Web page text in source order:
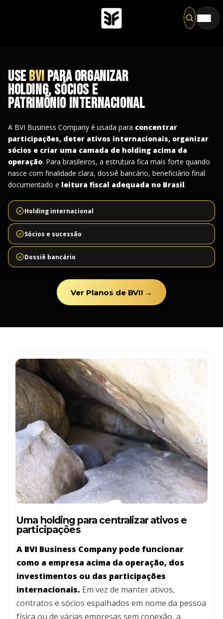
USEBVIPARA ORGANIZAR
HOLDING, SÓCIOS E
PATRIMÔNIO INTERNACIONAL
A BVI Business Company é usada para concentrar
participações, deter ativos internacionais, organizar
sócios e criar uma camada de holding acima da
operação. Para brasileiros, a estrutura fica mais forte quando
nasce com finalidade clara, dossiê bancário, beneficiário final
documentado e leitura fiscal adequada no Brasil.
Holding internacional
Sócios e sucessão
Dossiê bancário
Ver Planos de BVI! →
Uma holding para centralizar ativos e
participações
A BVI Business Company pode funcionar
como a empresa acima da operação, dos
investimentos ou das participações
internacionais. Em vez de manter ativos,
contratos e sócios espalhados em nome da pessoa
física ou de várias empresas sem conexão, a